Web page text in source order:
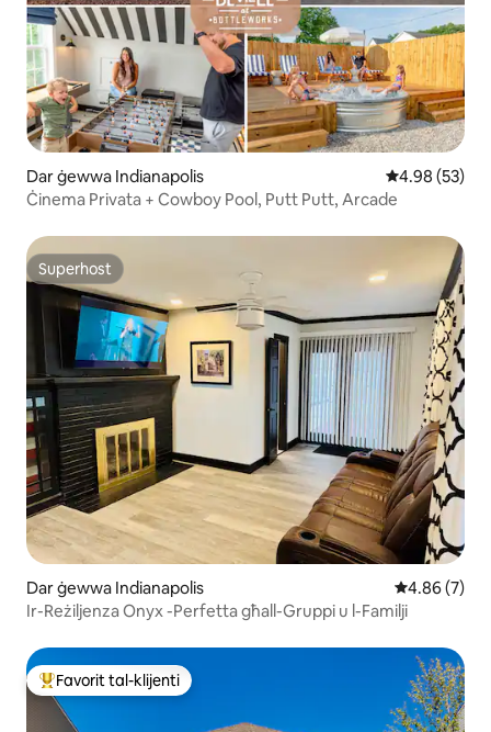
Dar ġewwa Indianapolis Rating medju
4.98 (53)
Ċinema Privata + Cowboy Pool, Putt Putt, Arcade
Superhost
Superhost
Dar ġewwa Indianapolis Rating
4.86 (7)
Ir-Reżiljenza Onyx -Perfetta għall-Gruppi u l-Familji
Wieħed mill-aqwa favoriti tal-klijenti
Favorit tal-klijenti